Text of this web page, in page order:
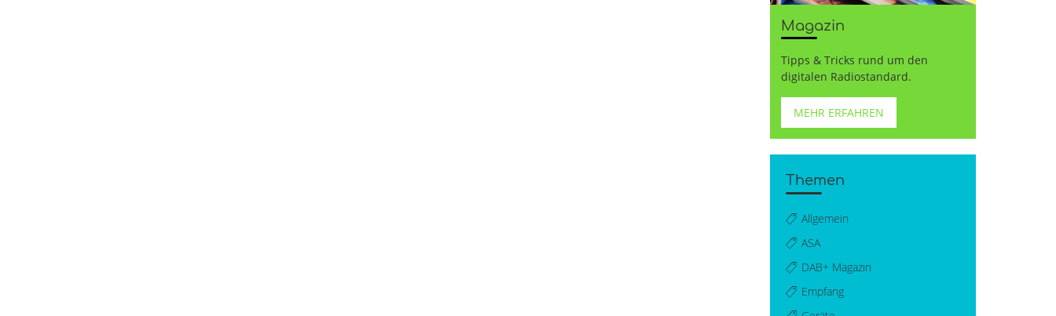
Magazin
Tipps & Tricks rund um den
digitalen Radiostandard.
MEHR ERFAHREN
Themen
Allgemein
ASA
DAB+ Magazin
Empfang